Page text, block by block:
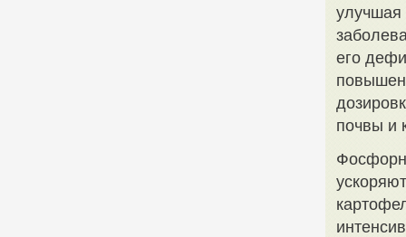
улучшая
его
почвы и